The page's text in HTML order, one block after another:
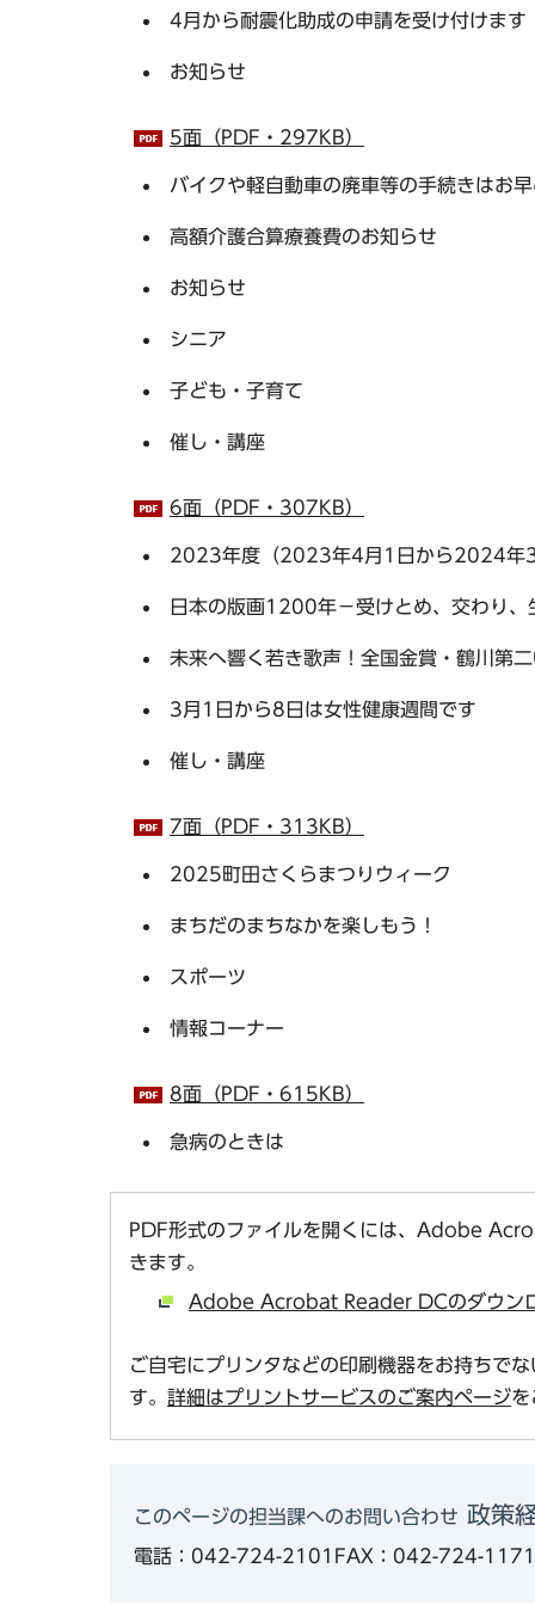
4月から耐震化助成の申請を受け付けます
お知らせ
5面（PDF・297KB）
バイクや軽自動車の廃車等の手続きはお
高額介護合算療養費のお知らせ
お知らせ
シニア
子ども・子育て
催し・講座
6面（PDF・307KB）
2023年度（2023年4月1日から2024年
日本の版画1200年－受けとめ、交わり、
未来へ響く若き歌声！全国金賞・鶴川第
3月1日から8日は女性健康週間です
催し・講座
7面（PDF・313KB）
2025町田さくらまつりウィーク
まちだのまちなかを楽しもう！
スポーツ
情報コーナー
8面（PDF・615KB）
急病のときは
PDF形式のファイルを開くには、Adobe
きます。
Adobe Acrobat Reader DCのダウン
ご自宅にプリンタなどの印刷機器をお持ちで
す。 詳細はプリントサービスのご案内ページを
このページの担当課へのお問い合わせ 政策
電話：042-724-2101 FAX：042-724-1171